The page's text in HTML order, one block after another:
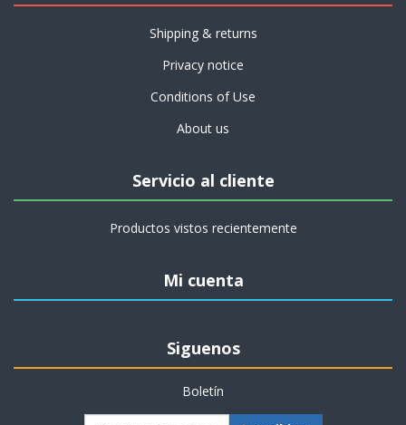
Shipping & returns
Privacy notice
Conditions of Use
About us
Servicio al cliente
Productos vistos recientemente
Mi cuenta
Siguenos
Boletín